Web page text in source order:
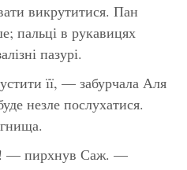
викрутитися. Пан
пальці в рукавицях
пазурі.
її, — забурчала Аля
незле послухатися.
— пирхнув Саж. —